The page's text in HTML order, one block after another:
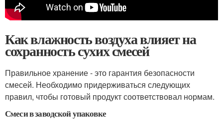
Как влажность воздуха влияет на
сохранность сухих смесей
Правильное хранение - это гарантия безопасности
смесей. Необходимо придерживаться следующих
правил, чтобы готовый продукт соответствовал нормам.
Смеси в заводской упаковке